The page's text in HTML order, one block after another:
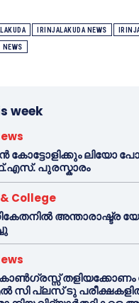
IRINJALAKUDA NEWS
NEWS
week
ലിയോ
പുരസ്കാരം
College
അന്താരാഷ്ട്ര
തളിയക്കോണം
പ്ലസ് ടു